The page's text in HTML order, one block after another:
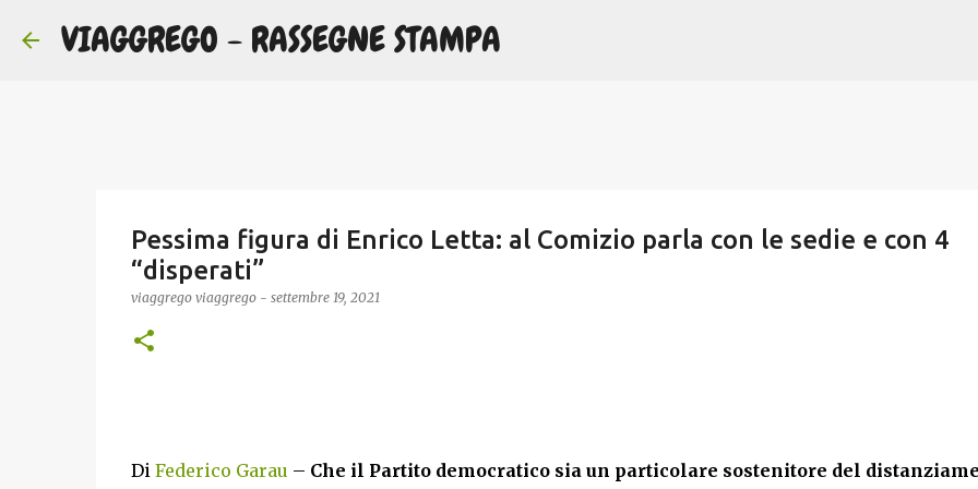
VIAGGREGO - RASSEGNE STAMPA
Pessima figura di Enrico Letta: al Comizio parla con le sedie e con 4
“disperati”
viaggrego viaggrego - settembre 19, 2021
Di Federico Garau – Che il Partito democratico sia un particolare sostenitore del